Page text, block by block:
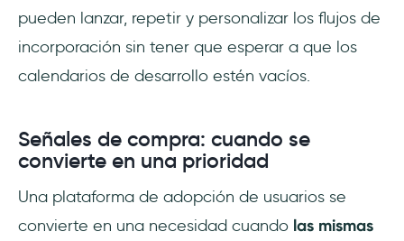
pueden lanzar, repetir y personalizar los flujos de
incorporación sin tener que esperar a que los
calendarios de desarrollo estén vacíos.
Señales de compra: cuando se
convierte en una prioridad
Una plataforma de adopción de usuarios se
convierte en una necesidad cuando las mismas